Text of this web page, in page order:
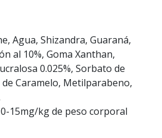
Agua, Shizandra, Guaraná,
al 10%, Goma Xanthan,
0.025%, Sorbato de
de Caramelo, Metilparabeno,
15mg/kg de peso corporal